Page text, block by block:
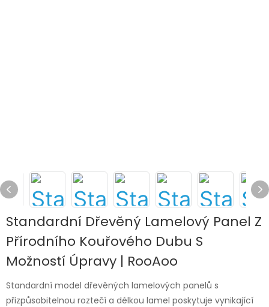
Standardní Dřevěný Lamelový Panel Z
Přírodního Kouřového Dubu S
Možností Úpravy | RooAoo
Standardní model dřevěných lamelových panelů s
přizpůsobitelnou roztečí a délkou lamel poskytuje vynikající